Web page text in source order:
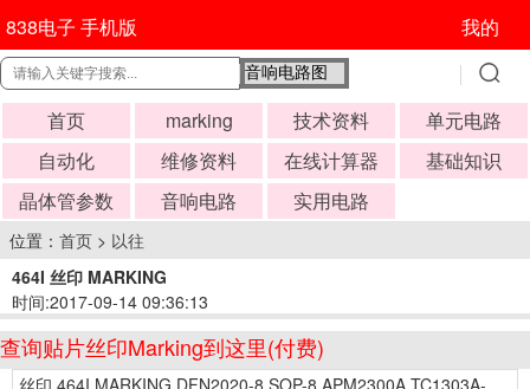
838电子 手机版 我的
首页 marking 技术资料
单元电路
自动化
维修资料 在线计算器
基础知识
晶体管参数
音响电路 实用电路
位置： 首页 > 以往
464I 丝印 MARKING
时间:2017-09-14 09:36:13
查询贴片丝印Marking到这里(付费)
丝印 464I MARKING DFN2020-8 SOP-8 APM2300A TC1303A-